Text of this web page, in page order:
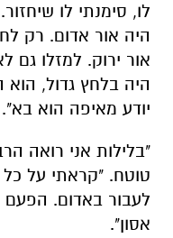
לו, סימנתי לו
היה אור אדום. רק
אור ירוק. למזלו גם
היה בלחץ גדול,
יודע מאיפה הוא בא".
"בלילות אני רואה
טוטח. "קראתי על
לעבור באדום. הפעם
אסון".